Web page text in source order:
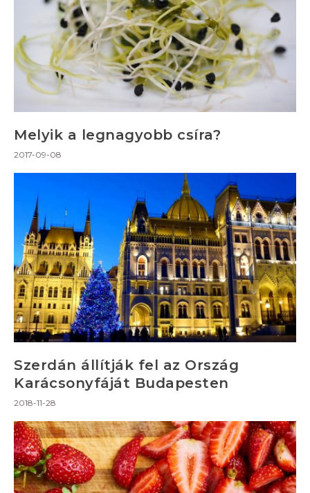
Melyik a legnagyobb csíra?
2017-09-08
Szerdán állítják fel az Ország
Karácsonyfáját Budapesten
2018-11-28